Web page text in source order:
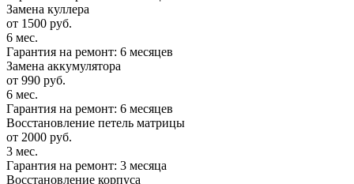
Замена куллера
от 1500 руб.
6 мес.
Гарантия на ремонт: 6 месяцев
Замена аккумулятора
от 990 руб.
6 мес.
Гарантия на ремонт: 6 месяцев
Восстановление петель матрицы
от 2000 руб.
3 мес.
Гарантия на ремонт: 3 месяца
Восстановление корпуса